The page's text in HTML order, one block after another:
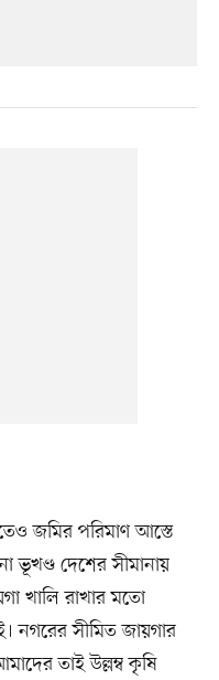
জমির পরিমাণ আস্তে
দেশের সীমানায়
খালি রাখার মতো
নগরের সীমিত জায়গার
তাই উল্লম্ব কৃষি